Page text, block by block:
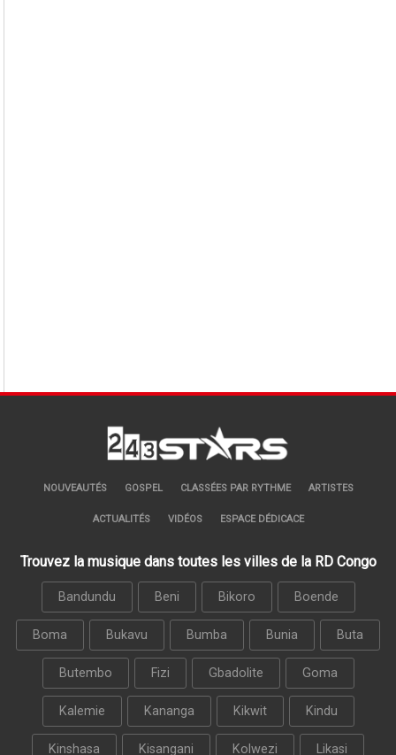
NOUVEAUTÉS GOSPEL CLASSÉES PAR RYTHME ARTISTES
ACTUALITÉS VIDÉOS ESPACE DÉDICACE
Trouvez la musique dans toutes les villes de la RD Congo
Bandundu Beni Bikoro Boende
Boma Bukavu Bumba Bunia Buta
Butembo Fizi Gbadolite Goma
Kalemie Kananga Kikwit Kindu
Kinshasa Kisangani Kolwezi Likasi